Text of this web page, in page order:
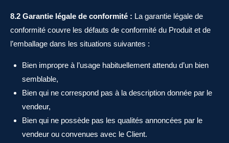
8.2 Garantie légale de conformité : La garantie légale de
conformité couvre les défauts de conformité du Produit et de
l’emballage dans les situations suivantes :
Bien impropre à l’usage habituellement attendu d’un bien
semblable,
Bien qui ne correspond pas à la description donnée par le
vendeur,
Bien qui ne possède pas les qualités annoncées par le
vendeur ou convenues avec le Client.